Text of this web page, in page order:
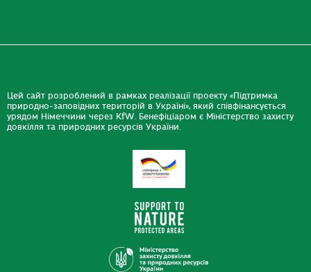
Цей сайт розроблений в рамках реалізації проекту «Підтримка
природно-заповідних територій в Україні», який співфінансується
урядом Німеччини через KfW. Бенефіціаром є Міністерство захисту
довкілля та природних ресурсів України.